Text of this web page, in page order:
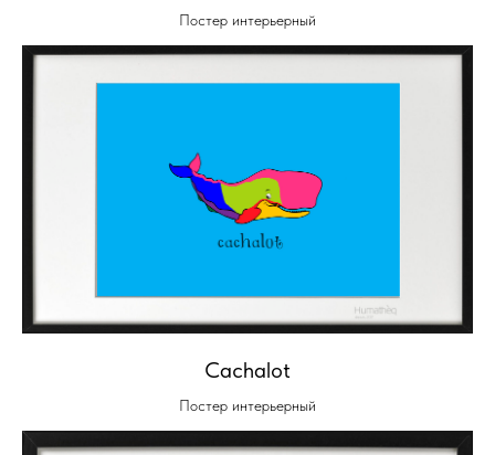
Постер интерьерный
Cachalot
Постер интерьерный